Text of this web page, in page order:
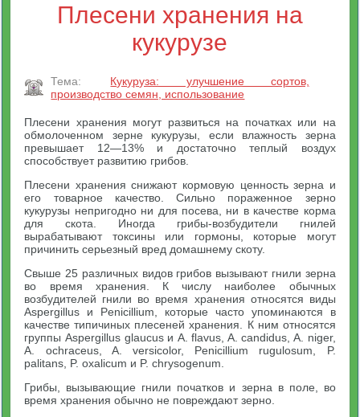
Плесени хранения на
кукурузе
Тема:
Кукуруза: улучшение сортов,
производство семян, использование
Плесени хранения могут развиться на початках или на
обмолоченном зерне кукурузы, если влажность зерна
превышает 12—13% и достаточно теплый воздух
способствует развитию грибов.
Плесени хранения снижают кормовую ценность зерна и
его товарное качество. Сильно пораженное зерно
кукурузы непригодно ни для посева, ни в качестве корма
для скота. Иногда грибы-возбудители гнилей
вырабатывают токсины или гормоны, которые могут
причинить серьезный вред домашнему скоту.
Свыше 25 различных видов грибов вызывают гнили зерна
во время хранения. К числу наиболее обычных
возбудителей гнили во время хранения относятся виды
Aspergillus и Penicillium, которые часто упоминаются в
качестве типичиных плесеней хранения. К ним относятся
группы Aspergillus glaucus и A. flavus, A. candidus, A. niger,
A. ochraceus, A. versicolor, Penicillium rugulosum, P.
palitans, P. oxalicum и P. chrysogenum.
Грибы, вызывающие гнили початков и зерна в поле, во
время хранения обычно не повреждают зерно.